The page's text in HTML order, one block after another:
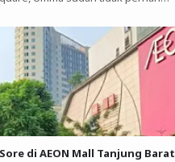
di AEON Mall Tanjung Barat